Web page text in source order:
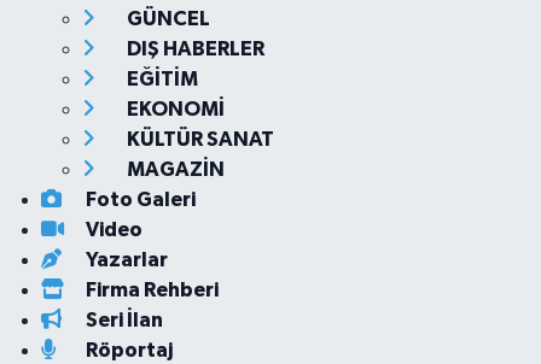
GÜNCEL
DIŞ HABERLER
EĞİTİM
EKONOMİ
KÜLTÜR SANAT
MAGAZİN
Foto Galeri
Video
Yazarlar
Firma Rehberi
Seri İlan
Röportaj